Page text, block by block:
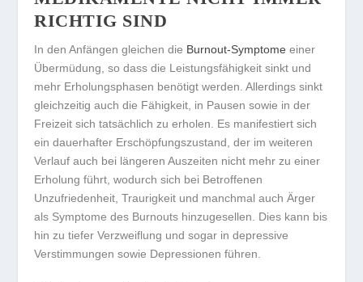
RICHTIG SIND
In den Anfängen gleichen die Burnout-Symptome einer
Übermüdung, so dass die Leistungsfähigkeit sinkt und
mehr Erholungsphasen benötigt werden. Allerdings sinkt
gleichzeitig auch die Fähigkeit, in Pausen sowie in der
Freizeit sich tatsächlich zu erholen. Es manifestiert sich
ein dauerhafter Erschöpfungszustand, der im weiteren
Verlauf auch bei längeren Auszeiten nicht mehr zu einer
Erholung führt, wodurch sich bei Betroffenen
Unzufriedenheit, Traurigkeit und manchmal auch Ärger
als Symptome des Burnouts hinzugesellen. Dies kann bis
hin zu tiefer Verzweiflung und sogar in depressive
Verstimmungen sowie Depressionen führen.